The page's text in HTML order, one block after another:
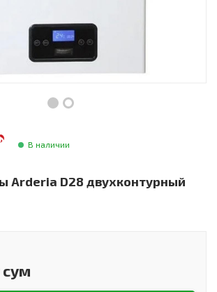
В наличии
Arderia D28 двухконтурный